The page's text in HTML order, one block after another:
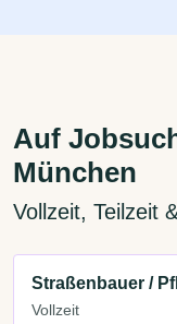
Auf
München
Vollzeit, Teilzeit
Straßenbauer /
Vollzeit